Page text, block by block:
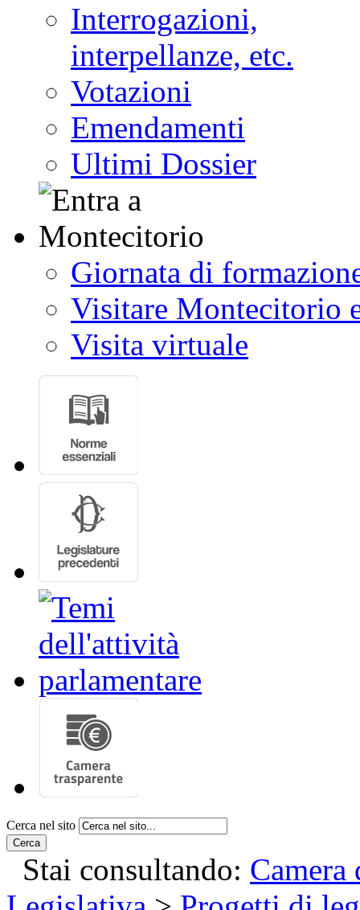
Interrogazioni,
interpellanze, etc.
Votazioni
Emendamenti
Ultimi Dossier
Giornata di
Visitare Montecitorio
Visita virtuale
Cerca nel sito
Cerca
Stai consultando: Camera